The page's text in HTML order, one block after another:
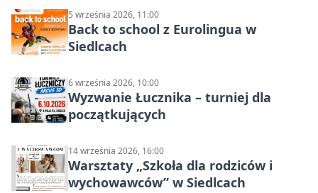
5 września 2026, 11:00
Back to school z Eurolingua w
Siedlcach
6 września 2026, 10:00
Wyzwanie Łucznika – turniej dla
początkujących
14 września 2026, 16:00
Warsztaty „Szkoła dla rodziców i
wychowawców” w Siedlcach